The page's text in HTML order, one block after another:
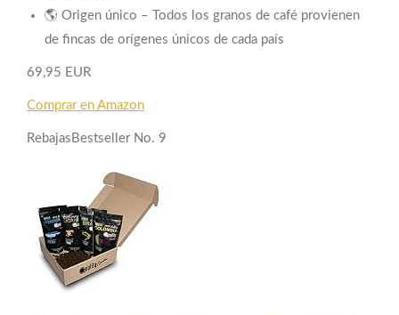
🌎 Origen único – Todos los granos de café provienen
de fincas de orígenes únicos de cada país
69,95 EUR
Comprar en Amazon
Rebajas Bestseller No. 9